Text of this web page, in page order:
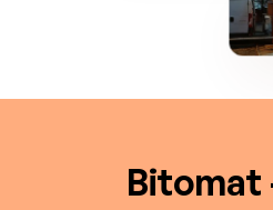
Bitomat